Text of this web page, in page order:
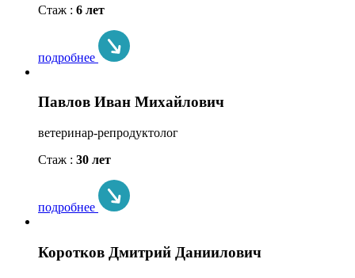
Стаж : 6 лет
подробнее
Павлов Иван Михайлович
ветеринар-репродуктолог
Стаж : 30 лет
подробнее
Коротков Дмитрий Даниилович